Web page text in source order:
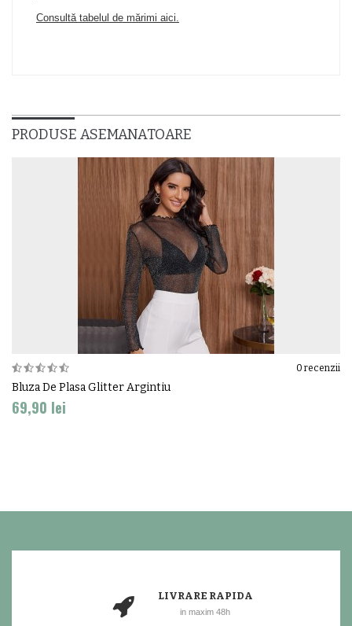
Consultă tabelul de mărimi aici.
PRODUSE ASEMANATOARE
0 recenzii
Bluza De Plasa Glitter Argintiu
69,90 lei
LIVRARE RAPIDA
in maxim 48h